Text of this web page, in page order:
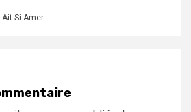
Ait Si Amer